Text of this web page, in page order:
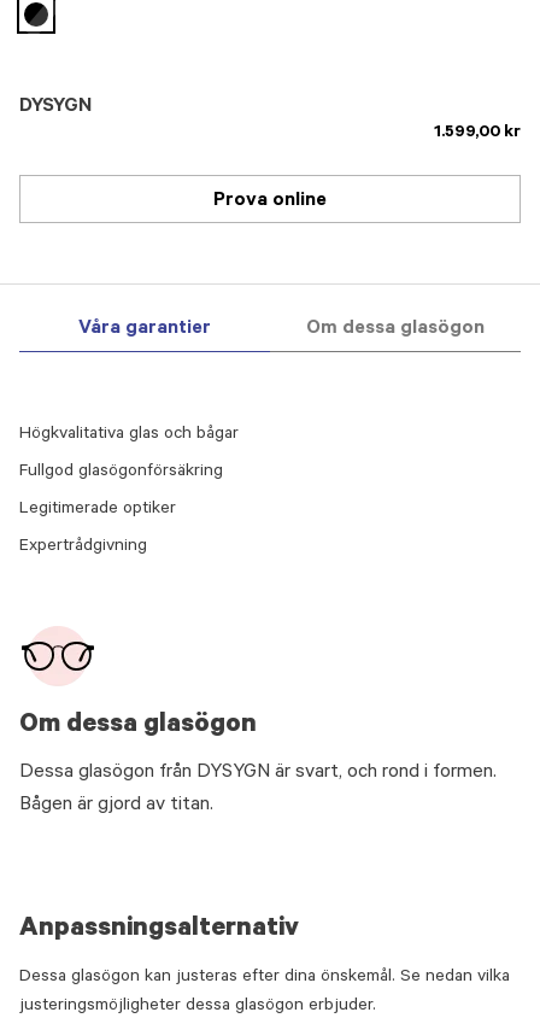
DYSYGN
1.599,00 kr
selected
Prova online
Våra garantier Om dessa glasögon
Om dessa glasögon
Dessa glasögon från DYSYGN är svart, och rond i formen.
Bågen är gjord av titan.
Högkvalitativa glas och bågar
Fullgod glasögonförsäkring
Legitimerade optiker
Expertrådgivning
Anpassningsalternativ
Dessa glasögon kan justeras efter dina önskemål. Se nedan vilka
justeringsmöjligheter dessa glasögon erbjuder.